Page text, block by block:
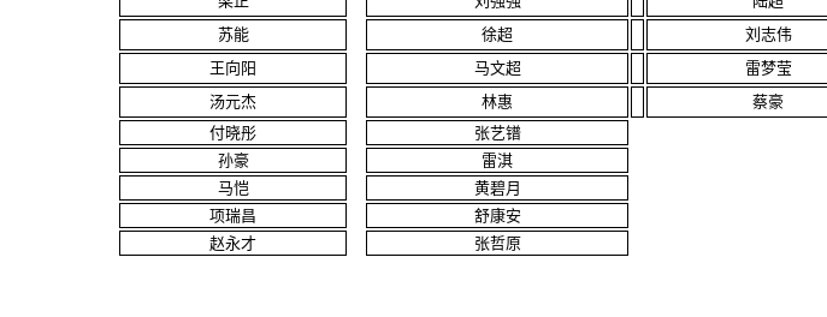
苏能
徐超
刘志伟
王向阳
马文超
雷梦莹
汤元杰
林惠
蔡豪
付晓彤
张艺镨
孙豪
雷淇
马恺
黄碧月
项瑞昌
舒康安
赵永才
张哲原